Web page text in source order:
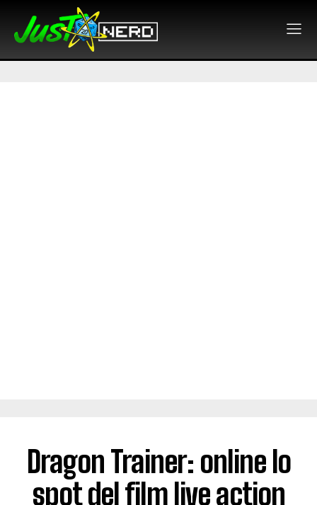
Dragon Trainer: online lo
spot del film live action